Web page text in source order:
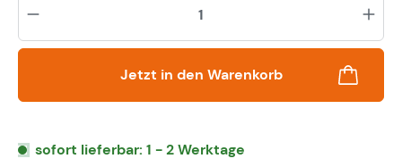
Jetzt in den Warenkorb
sofort lieferbar: 1 - 2 Werktage